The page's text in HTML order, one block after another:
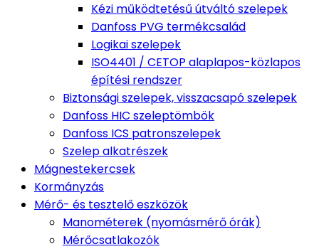
Kézi működtetésű útváltó szelepek
Danfoss PVG termékcsalád
Logikai szelepek
ISO4401 / CETOP alaplapos-közlapos
építési rendszer
Biztonsági szelepek, visszacsapó szelepek
Danfoss HIC szeleptömbök
Danfoss ICS patronszelepek
Szelep alkatrészek
Mágnestekercsek
Kormányzás
Mérő- és tesztelő eszközök
Manométerek (nyomásmérő órák)
Mérőcsatlakozók